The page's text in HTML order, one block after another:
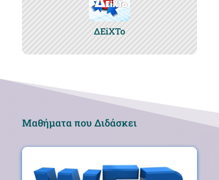
ΔEiXTo
Μαθήματα που Διδάσκει